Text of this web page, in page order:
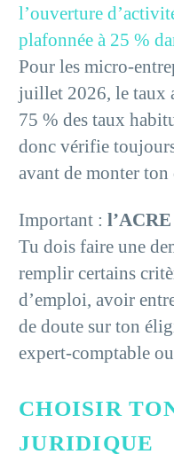
l’ouverture
plafonnée à 25 %
Pour les micro-
juillet 2026, le taux
75 % des taux
donc vérifie
avant de monter ton
Important :
Tu dois faire une
remplir certains
d’emploi, avoir
de doute sur ton
expert-comptable
CHOISIR
JURIDIQUE